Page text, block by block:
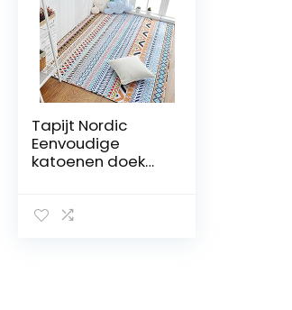
Tapijt Nordic
Eenvoudige
katoenen doek
Slaapkamer